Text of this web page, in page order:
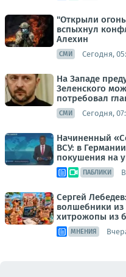
"Открыли
вспыхнул
Алехин
СМИ Сегодня,
На Западе
Зеленского
потребовал
СМИ Сегодня,
Начиненный
ВСУ: в
покушения на
ПАБЛИКИ
Сергей
волшебники
хитрожопы из
МНЕНИЯ